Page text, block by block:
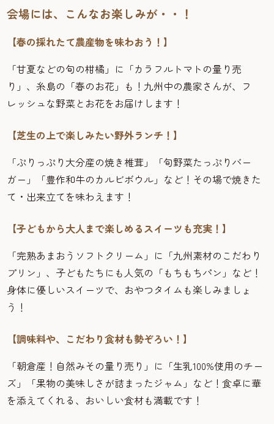
会場には、こんなお楽しみが・・！
【春の採れたて農産物を味わおう！】
「甘夏などの旬の柑橘」に「カラフルトマトの量り売
り」、糸島の「春のお花」も！九州中の農家さんが、フ
レッシュな野菜とお花をお届けします！
【芝生の上で楽しみたい野外ランチ！】
「ぷりっぷり大分産の焼き椎茸」「旬野菜たっぷりバー
ガー」「豊作和牛のカルビボウル」など！その場で焼きた
て・出来立てを味わえます！
【子どもから大人まで楽しめるスイーツも充実！】
「完熟あまおうソフトクリーム」に「九州素材のこだわり
プリン」、子どもたちにも人気の「もちもちパン」など！
身体に優しいスイーツで、おやつタイムも楽しみましょ
う！
【調味料や、こだわり食材も勢ぞろい！】
「朝倉産！自然みその量り売り」に「生乳100%使用のチー
ズ」「果物の美味しさが詰まったジャム」など！食卓に華
を添えてくれる、おいしい食材も満載です！